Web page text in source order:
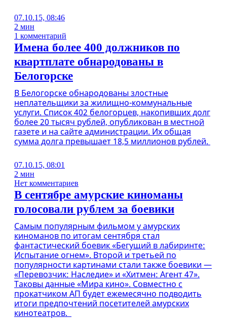
07.10.15, 08:46
2 мин
1 комментарий
Имена более 400 должников по
квартплате обнародованы в
Белогорске
В Белогорске обнародованы злостные
неплательщики за жилищно-коммунальные
услуги. Список 402 белогорцев, накопивших долг
более 20 тысяч рублей, опубликован в местной
газете и на сайте администрации. Их общая
сумма долга превышает 18,5 миллионов рублей.
07.10.15, 08:01
2 мин
Нет комментариев
В сентябре амурские киноманы
голосовали рублем за боевики
Самым популярным фильмом у амурских
киноманов по итогам сентября стал
фантастический боевик «Бегущий в лабиринте:
Испытание огнем». Второй и третьей по
популярности картинами стали также боевики —
«Перевозчик: Наследие» и «Хитмен: Агент 47».
Таковы данные «Мира кино». Совместно с
прокатчиком АП будет ежемесячно подводить
итоги предпочтений посетителей амурских
кинотеатров.